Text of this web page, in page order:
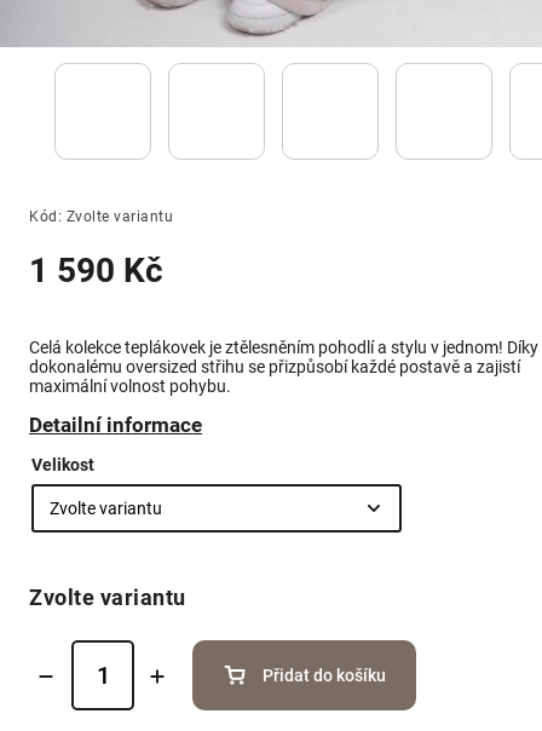
Kód: Zvolte variantu
1 590 Kč
Celá kolekce teplákovek je ztělesněním pohodlí a stylu v jednom! Díky
dokonalému oversized střihu se přizpůsobí každé postavě a zajistí
maximální volnost pohybu.
Detailní informace
Velikost
Zvolte variantu
Přidat do košíku